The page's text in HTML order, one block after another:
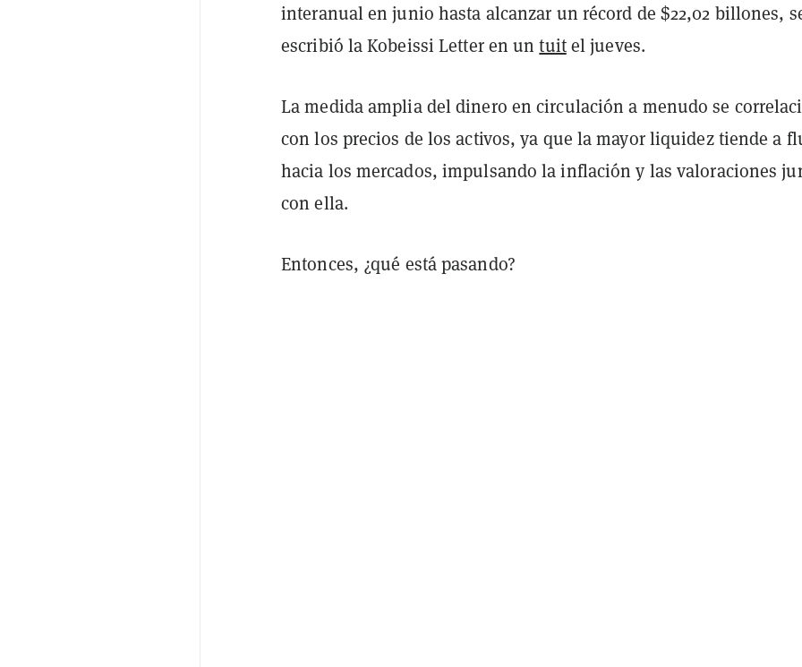
interanual en junio hasta alcanzar un récord de $22,02 billones,
escribió la Kobeissi Letter en untuitel jueves.
La medida amplia del dinero en circulación a menudo se
con los precios de los activos, ya que la mayor liquidez tiende a
hacia los mercados, impulsando la inflación y las valoraciones
con ella.
Entonces, ¿qué está pasando?